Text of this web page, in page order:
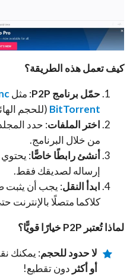
كيف تعمل هذه الطريقة؟
حمّل برنامج P2P : مثل
BitTorrent (للحجم
اختر الملفات: حدد
من خلال البرنامج.
أنشئ رابطًا خاصًّا:
إرساله لصديقك فقط.
ابدأ النقل: يجب أن يثبت
كلاكما متصلًا بالإنترنت
لماذا تُعتبر P2P خيارًا قويًّا؟
لا حدود للحجم: يمكنك
أو أكثر دون تقطيع!